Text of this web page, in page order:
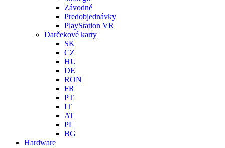
Závodné
Predobjednávky
PlayStation VR
Darčekové karty
SK
CZ
HU
DE
RON
FR
PT
IT
AT
PL
BG
Hardware